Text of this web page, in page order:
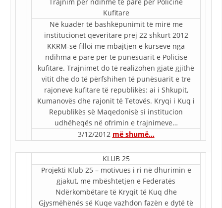
STATUTI I KRYQIT TË KUQ
ORGANIZIMI DHE ZHVILLIMI
BORDI DREJTUES
KUVENDI
NIVELI I STRUKTURËS ORGANIZATIVE
DISEMINIMI
DREJTA NDERKOMBETARE HUMANITARE
PROMOVIMI I VLERAVE HUMANE
PËRDORIMIN DHE MBROJTJEN E STEMËS
Kufitare
Në kuadër të bashkëpunimit të mirë me
institucionet qeveritare prej 22 shkurt 2012
KKRM-së filloi me mbajtjen e kurseve nga
ndihma e parë për të punësuarit e Policisë
kufitare. Trajnimet do të realizohen gjatë gjithë
vitit dhe do të përfshihen të punësuarit e tre
rajoneve kufitare të republikës: ai i Shkupit,
Kumanovës dhe rajonit të Tetovës. Kryqi i Kuq i
Republikës së Maqedonisë si institucion
udhëheqës në ofrimin e trajnimeve…
3/12/2012 më shumë…
KLUB 25
Projekti Klub 25 – motivues i ri në dhurimin e
gjakut, me mbështetjen e Federatës
Ndërkombëtare të Kryqit të Kuq dhe
Gjysmëhënës së Kuqe vazhdon fazën e dytë të